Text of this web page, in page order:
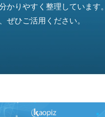
りやすく整理しています。
ひご活用ください。